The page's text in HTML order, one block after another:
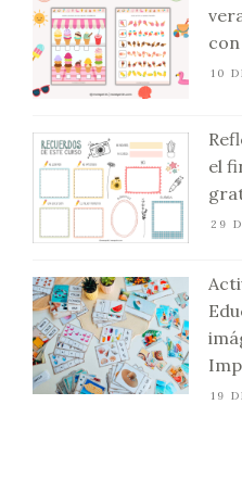
10
el
29
19